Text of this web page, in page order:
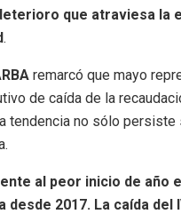
que atraviesa la
.
remarcó que mayo
de caída de la
tendencia no sólo persiste
al peor inicio de año
desde 2017. La caída del